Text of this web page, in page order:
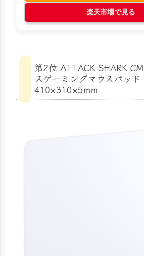
楽天市場で見る
第2位 ATTACK SHARK
スゲーミングマウスパッド
410×310×5mm